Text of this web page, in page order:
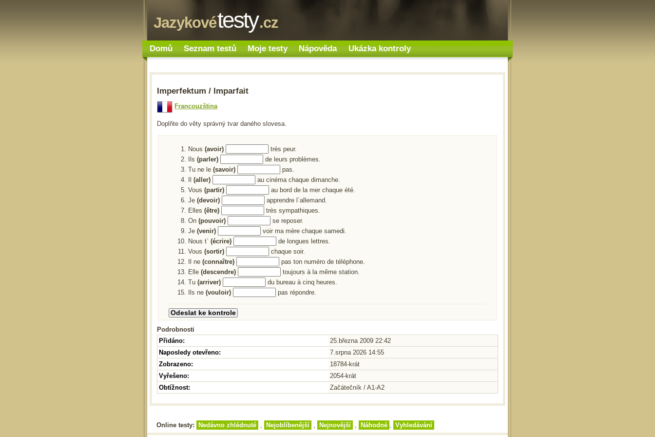
Jazykovétesty.cz
Domů Seznam testů Moje testy Nápověda Ukázka kontroly
Imperfektum / Imparfait
Francouzština
Doplňte do věty správný tvar daného slovesa.
Nous(avoir)
très peur.
Ils(parler)
de leurs problèmes.
Tu ne le(savoir)
pas.
Il(aller)
au cinéma chaque dimanche.
Vous(partir)
au bord de la mer chaque été.
Je(devoir)
apprendre l´allemand.
Elles(être)
très sympathiques.
On(pouvoir)
se reposer.
Je(venir)
voir ma mère chaque samedi.
Nous t´(écrire)
de longues lettres.
Vous(sortir)
chaque soir.
Il ne(connaître)
pas ton numéro de téléphone.
Elle(descendre)
toujours à la même station.
Tu(arriver)
du bureau à cinq heures.
Ils ne(vouloir) pas répondre.
Podrobnosti
Přidáno:
25.března 2009 22:42
Naposledy otevřeno:
7.srpna 2026 14:55
Zobrazeno:
18784-krát
Vyřešeno:
2054-krát
Obtížnost:
Začátečník / A1-A2
Online testy: Nedávno zhlédnuté Nejoblíbenější Nejnovější Náhodné Vyhledávání